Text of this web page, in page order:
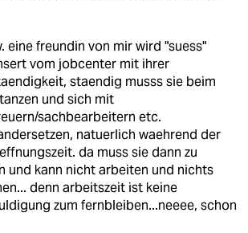
eine freundin von mir wird "suess"
vom jobcenter mit ihrer
staendig musss sie beim
und sich mit
sachbearbeitern etc.
natuerlich waehrend der
da muss sie dann zu
und kann nicht arbeiten und nichts
denn arbeitszeit ist keine
zum fernbleiben...neeee, schon